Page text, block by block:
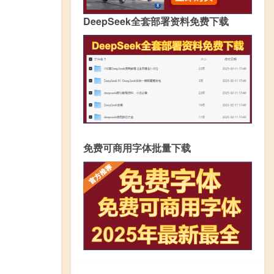
DeepSeek全套部署资料免费下载
免费可商用字体批量下载